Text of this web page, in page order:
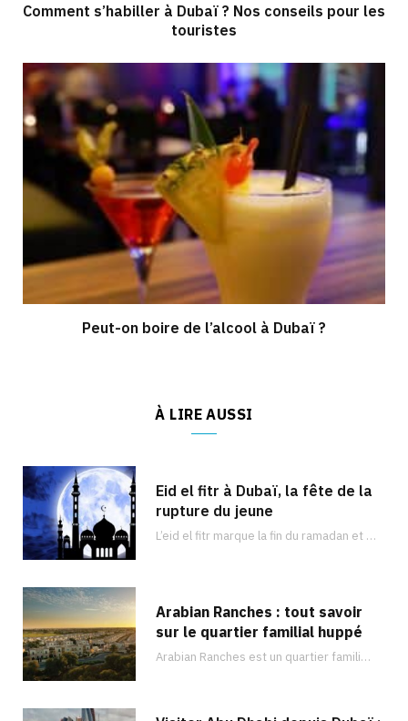
Comment s’habiller à Dubaï ? Nos conseils pour les
touristes
Peut-on boire de l’alcool à Dubaï ?
À LIRE AUSSI
Eid el fitr à Dubaï, la fête de la
rupture du jeune
L’eid el fitr marque la fin du ramadan et est célébré dans de nombreux pays du monde entier comme à Dubaï. Découvrez les activités que vous pouvez faire !
Arabian Ranches : tout savoir
sur le quartier familial huppé
Arabian Ranches est un quartier familial sécurisé situé dans la banlieue de Dubaï et qui…